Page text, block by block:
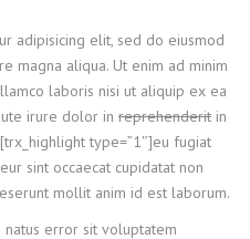
adipisicing elit, sed do eiusmod
magna aliqua. Ut enim ad minim
laboris nisi ut aliquip ex ea
irure dolor in reprehenderit in
type=”1″]eu fugiat
sint occaecat cupidatat non
mollit anim id est laborum.
natus error sit voluptatem